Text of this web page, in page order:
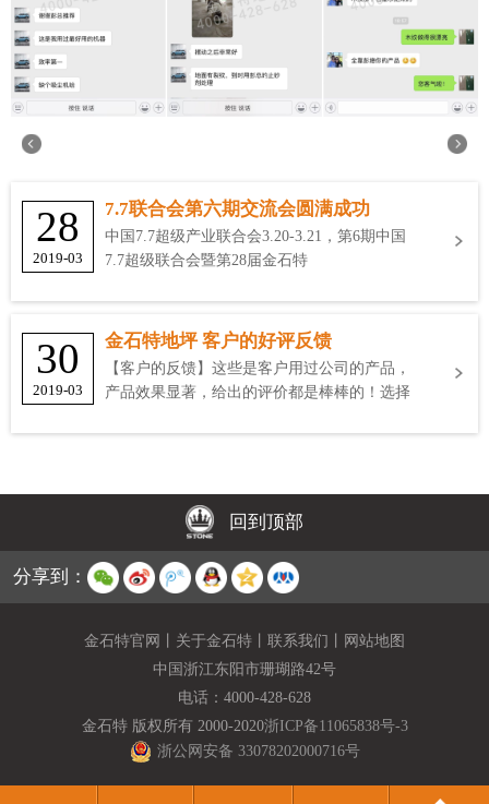
28
2019-03
7.7联合会第六期交流会圆满成功
中国7.7超级产业联合会3.20-3.21，第6期中国
7.7超级联合会暨第28届金石特
30
2019-03
金石特地坪 客户的好评反馈
【客户的反馈】这些是客户用过公司的产品，
产品效果显著，给出的评价都是棒棒的！选择
回到顶部
分享到：
金石特官网 关于金石特 联系我们
网站地图
中国浙江东阳市珊瑚路42号
电话： 4000-428-628
金石特 版权所有 2000-2020浙ICP备11065838号-3
浙公网安备 33078202000716号